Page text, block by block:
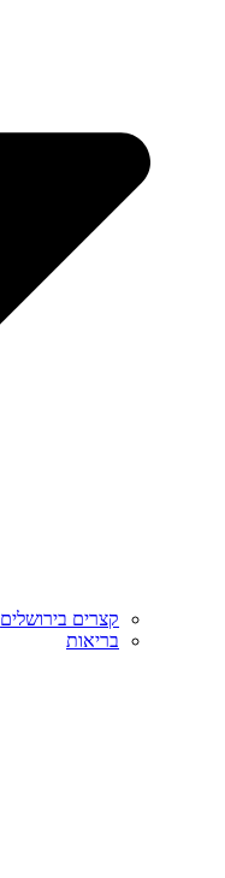
קצרים בירושלים
בריאות